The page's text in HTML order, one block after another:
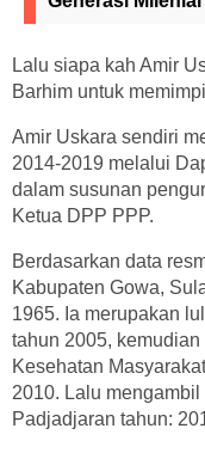
Lalu siapa kah Amir
Barhim untuk
Amir Uskara sendiri
2014-2019 melalui
dalam susunan
Ketua DPP PPP.
Berdasarkan data
Kabupaten Gowa,
1965. Ia merupakan
tahun 2005,
Kesehatan
2010. Lalu
Padjadjaran tahun: